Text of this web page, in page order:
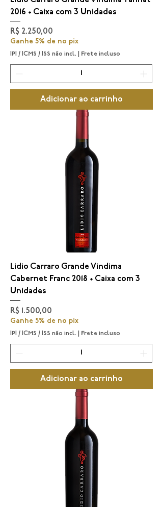
2016 • Caixa com 3 Unidades
Preço
R$ 2.250,00
Ganhe 5% de no pix
IPI / ICMS / ISS não incl. Frete incluso
Adicionar ao carrinho
Lidio Carraro Grande Vindima
Cabernet Franc 2018 • Caixa com 3
Unidades
Preço
R$ 1.500,00
Ganhe 5% de no pix
IPI / ICMS / ISS não incl. Frete incluso
Adicionar ao carrinho